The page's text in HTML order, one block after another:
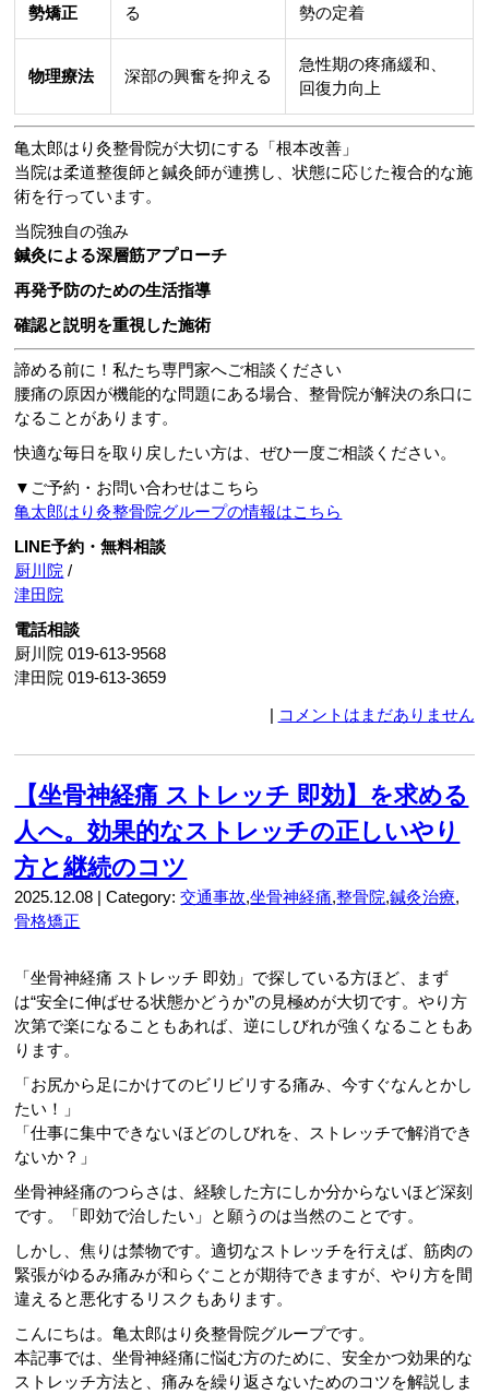
勢矯正
る
勢の定着
物理療法 深部の興奮を抑える
急性期の疼痛緩和、
回復力向上
亀太郎はり灸整骨院が大切にする「根本改善」
当院は柔道整復師と鍼灸師が連携し、状態に応じた複合的な施
術を行っています。
当院独自の強み
鍼灸による深層筋アプローチ
再発予防のための生活指導
確認と説明を重視した施術
諦める前に！私たち専門家へご相談ください
腰痛の原因が機能的な問題にある場合、整骨院が解決の糸口に
なることがあります。
快適な毎日を取り戻したい方は、ぜひ一度ご相談ください。
▼ご予約・お問い合わせはこちら
亀太郎はり灸整骨院グループの情報はこちら
LINE予約・無料相談
厨川院 /
津田院
電話相談
厨川院 019-613-9568
津田院 019-613-3659
| コメントはまだありません
【坐骨神経痛 ストレッチ 即効】を求める
人へ。効果的なストレッチの正しいやり
方と継続のコツ
2025.12.08 | Category:交通事故,坐骨神経痛,整骨院,鍼灸治療,
骨格矯正
「坐骨神経痛 ストレッチ 即効」で探している方ほど、まず
は“安全に伸ばせる状態かどうか”の見極めが大切です。やり方
次第で楽になることもあれば、逆にしびれが強くなることもあ
ります。
「お尻から足にかけてのビリビリする痛み、今すぐなんとかし
たい！」
「仕事に集中できないほどのしびれを、ストレッチで解消でき
ないか？」
坐骨神経痛のつらさは、経験した方にしか分からないほど深刻
です。「即効で治したい」と願うのは当然のことです。
しかし、焦りは禁物です。適切なストレッチを行えば、筋肉の
緊張がゆるみ痛みが和らぐことが期待できますが、やり方を間
違えると悪化するリスクもあります。
こんにちは。亀太郎はり灸整骨院グループです。
本記事では、坐骨神経痛に悩む方のために、安全かつ効果的な
ストレッチ方法と、痛みを繰り返さないためのコツを解説しま